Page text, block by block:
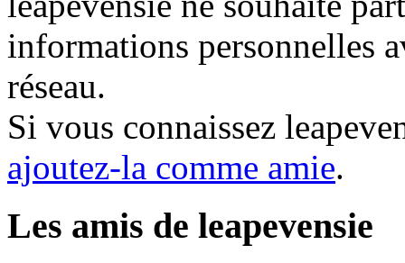
informations personnelles
réseau.
Si vous connaissez
ajoutez-la comme amie.
Les amis de leapevensie